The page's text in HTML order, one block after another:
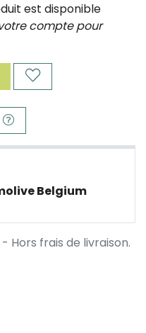
est disponible
compte pour
Belgium
Hors frais de livraison.